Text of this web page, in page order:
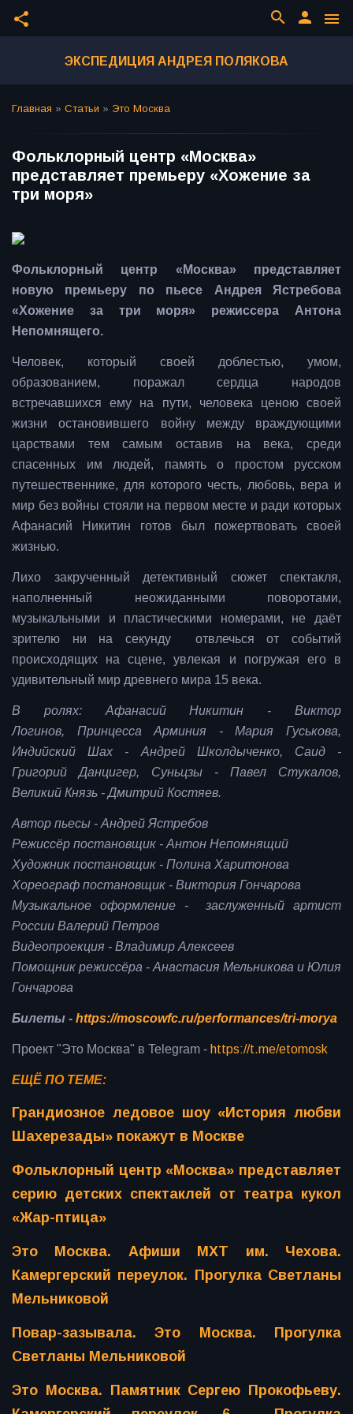
share menu
person
search
ЭКСПЕДИЦИЯ АНДРЕЯ ПОЛЯКОВА
Главная » Статьи » Это Москва
Фольклорный центр «Москва»
представляет премьеру «Хожение за
три моря»
Фольклорный центр «Москва» представляет
новую премьеру по пьесе Андрея Ястребова
«Хожение за три моря» режиссера Антона
Непомнящего.
Человек, который своей доблестью, умом,
образованием, поражал сердца народов
встречавшихся ему на пути, человека ценою своей
жизни остановившего войну между враждующими
царствами тем самым оставив на века, среди
спасенных им людей, память о простом русском
путешественнике, для которого честь, любовь, вера и
мир без войны стояли на первом месте и ради которых
Афанасий Никитин готов был пожертвовать своей
жизнью.
Лихо закрученный детективный сюжет спектакля,
наполненный неожиданными поворотами,
музыкальными и пластическими номерами, не даёт
зрителю ни на секунду отвлечься от событий
происходящих на сцене, увлекая и погружая его в
удивительный мир древнего мира 15 века.
В ролях: Афанасий Никитин - Виктор
Логинов, Принцесса Арминия - Мария Гуськова,
Индийский Шах - Андрей Школдыченко, Саид -
Григорий Данцигер, Суньцзы - Павел Стукалов,
Великий Князь - Дмитрий Костяев.
Автор пьесы - Андрей Ястребов
Режиссёр постановщик - Антон Непомнящий
Художник постановщик - Полина Харитонова
Хореограф постановщик - Виктория Гончарова
Музыкальное оформление - заслуженный артист
России Валерий Петров
Видеопроекция - Владимир Алексеев
Помощник режиссёра - Анастасия Мельникова и Юлия
Гончарова
Билеты - https://moscowfc.ru/performances/tri-morya
Проект "Это Москва" в Telegram - https://t.me/etomosk
ЕЩЁ ПО ТЕМЕ:
Грандиозное ледовое шоу «История любви
Шахерезады» покажут в Москве
Фольклорный центр «Москва» представляет
серию детских спектаклей от театра кукол
«Жар-птица»
Это Москва. Афиши МХТ им. Чехова.
Камергерский переулок. Прогулка Светланы
Мельниковой
Повар-зазывала. Это Москва. Прогулка
Светланы Мельниковой
Это Москва. Памятник Сергею Прокофьеву.